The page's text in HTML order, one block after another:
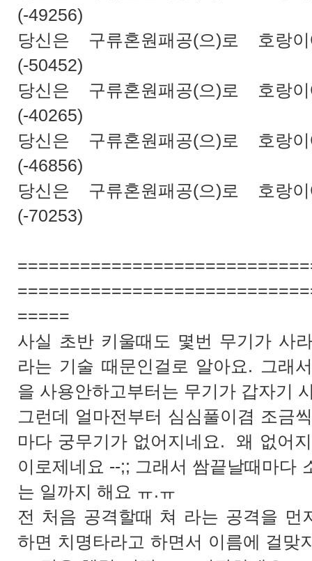
(-49256)
당신은 구류혼원패공(으)로 호랑
(-50452)
당신은 구류혼원패공(으)로 호랑
(-40265)
당신은 구류혼원패공(으)로 호랑
(-46856)
당신은 구류혼원패공(으)로 호랑
(-70253)
=====
사실 초반 키울때도 몇번 무기가 사
라는 기술 때문인걸로 알아요. 그래
을 사용안하고부터는 무기가 갑자기
그런데 얼마전부터 심심풀이겸 조금
마다 궁무기가 없어지네요. 왜 없어
이로제네요 --;; 그래서 쌈끝날때마다
는 일까지 해요 ㅠ.ㅠ
전 처음 공격할때 쳐 라는 공격을
하면 치명타라고 하면서 이름에 걸맞